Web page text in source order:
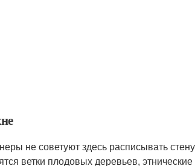
не советуют здесь расписывать
ветки плодовых деревьев,